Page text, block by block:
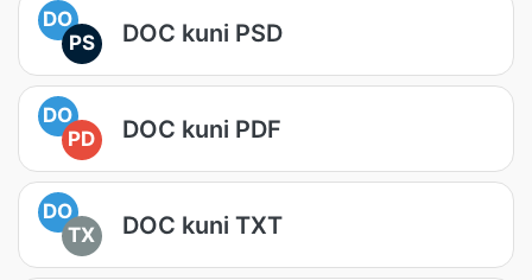
DO
PS
DOC kuni PSD
DO
PD
DOC kuni PDF
DO
TX
DOC kuni TXT